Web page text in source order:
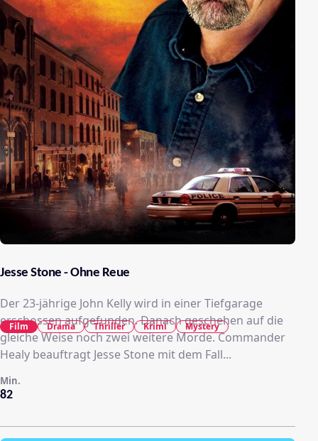
Jesse Stone - Ohne Reue
Der 23-jährige John Kelly wird in einer Tiefgarage
erschossen aufgefunden. Danach geschehen auf die
gleiche Weise noch zwei weitere Morde. Commander
Healy beauftragt Jesse Stone mit dem Fall...
82
Min.
Film Drama Thriller Krimi Mystery